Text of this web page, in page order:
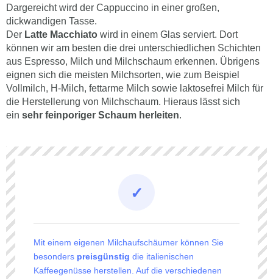
Dargereicht wird der Cappuccino in einer großen,
dickwandigen Tasse.
Der Latte Macchiato wird in einem Glas serviert. Dort
können wir am besten die drei unterschiedlichen Schichten
aus Espresso, Milch und Milchschaum erkennen. Übrigens
eignen sich die meisten Milchsorten, wie zum Beispiel
Vollmilch, H-Milch, fettarme Milch sowie laktosefrei Milch für
die Herstellerung von Milchschaum. Hieraus lässt sich
ein sehr feinporiger Schaum herleiten.
Mit einem eigenen Milchaufschäumer können Sie
besonders preisgünstig die italienischen
Kaffeegenüsse herstellen. Auf die verschiedenen